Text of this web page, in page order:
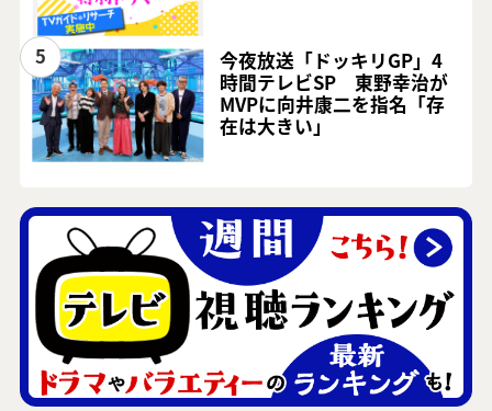
5
今夜放送「ドッキリGP」4
時間テレビSP 東野幸治が
MVPに向井康二を指名「存
在は大きい」